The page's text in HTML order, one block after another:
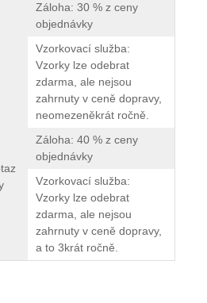
Záloha: 30 % z ceny
objednávky
Vzorkovací služba:
Vzorky lze odebrat
zdarma, ale nejsou
zahrnuty v ceně dopravy,
neomezeněkrát ročně.
Záloha: 40 % z ceny
objednávky
Vzorkovací služba:
Vzorky lze odebrat
zdarma, ale nejsou
zahrnuty v ceně dopravy,
a to 3krát ročně.